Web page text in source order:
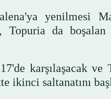
yenilmesi
Topuria da
karşılaşacak ve
ikinci saltanatını